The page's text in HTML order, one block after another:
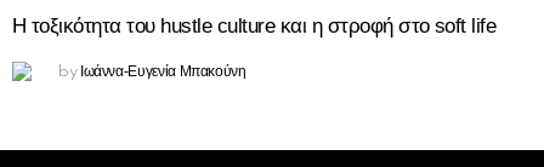
LATEST
STORIES
Η τοξικότητα του hustle culture και η στροφή στο soft life
by Ιωάννα-Ευγενία Μπακούνη